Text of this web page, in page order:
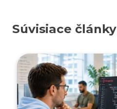
Súvisiace články